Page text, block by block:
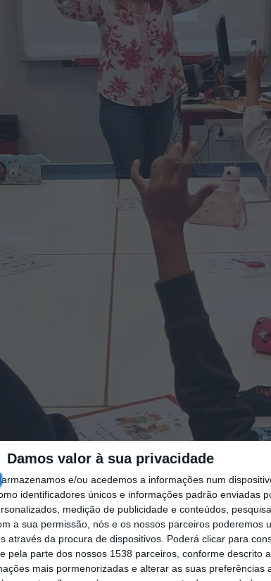
Damos valor à sua privacidade
armazenamos e/ou acedemos a informações num
identificadores únicos e informações padrão enviadas
medição de publicidade e conteúdos,
a sua permissão, nós e os nossos parceiros poderemos
através da procura de dispositivos. Poderá clicar para
pela parte dos nossos 1538 parceiros, conforme descrito
mais pormenorizadas e alterar as suas preferências